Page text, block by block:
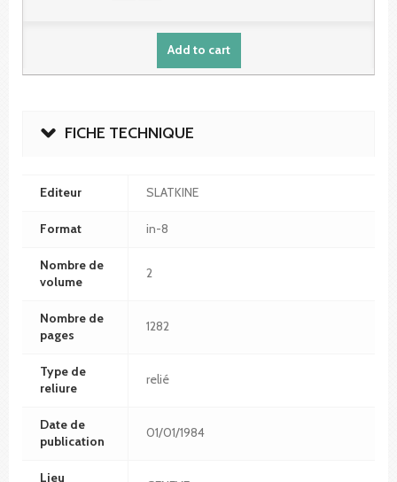
Add to cart
FICHE TECHNIQUE
Editeur SLATKINE
Format in-8
Nombre de
volume
2
Nombre de
pages
1282
Type de
reliure
relié
Date de
publication
01/01/1984
Lieu